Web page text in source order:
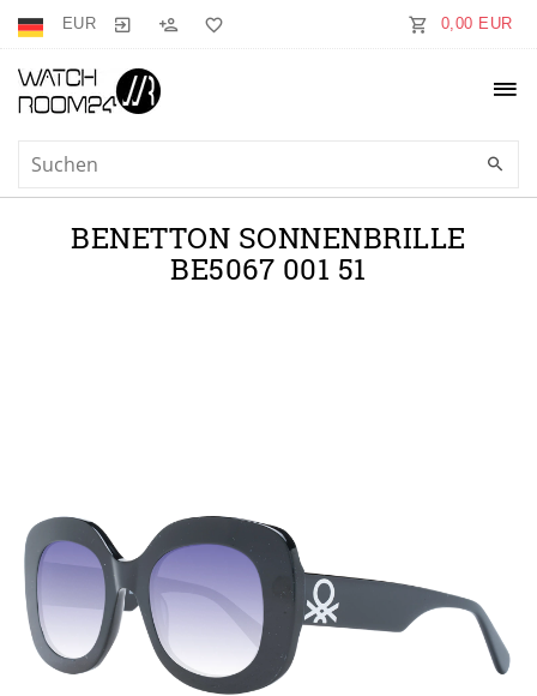
EUR 0,00 EUR
BENETTON SONNENBRILLE
BE5067 001 51